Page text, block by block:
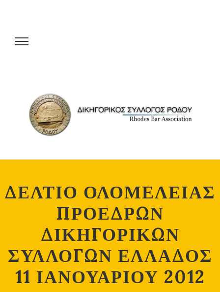
ΔΕΛΤΙΟ ΟΛΟΜΕΛΕΙΑΣ
ΠΡΟΕΔΡΩΝ
ΔΙΚΗΓΟΡΙΚΩΝ
ΣΥΛΛΟΓΩΝ ΕΛΛΑΔΟΣ
11 ΙΑΝΟΥΑΡΙΟΥ 2012